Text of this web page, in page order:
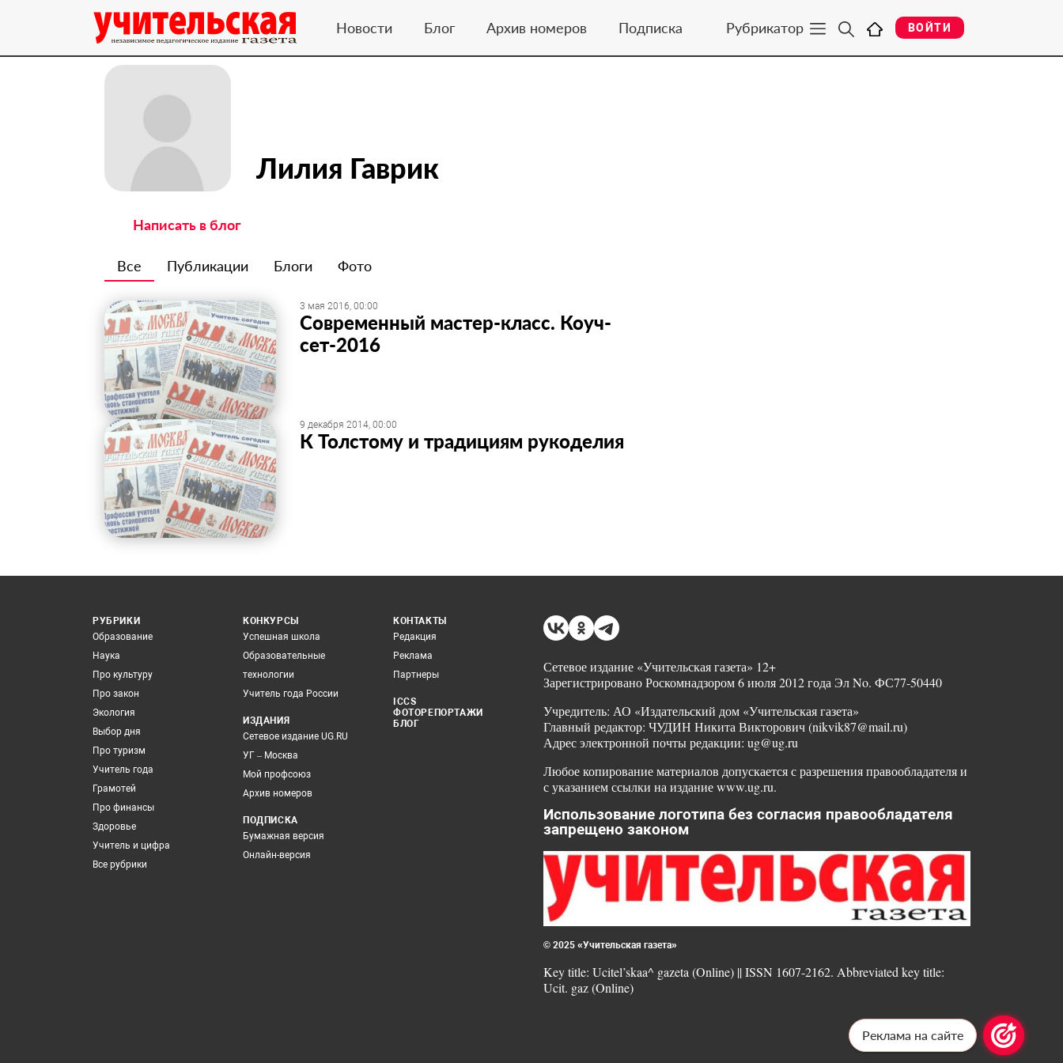
Новости Блог Архив номеров Подписка Рубрикатор ВОЙТИ
Лилия Гаврик
Написать в блог
Все Публикации Блоги Фото
3 мая 2016, 00:00
Современный мастер-класс. Коуч-
сет-2016
9 декабря 2014, 00:00
​К Толстому и традициям рукоделия
РУБРИКИ
Образование
Наука
Про культуру
Про закон
Экология
Выбор дня
Про туризм
Учитель года
Грамотей
Про финансы
Здоровье
Учитель и цифра
Все рубрики
КОНКУРСЫ
Успешная школа
Образовательные
технологии
Учитель года России
ИЗДАНИЯ
Сетевое издание UG.RU
УГ – Москва
Мой профсоюз
Архив номеров
ПОДПИСКА
Бумажная версия
Онлайн-версия
КОНТАКТЫ
Редакция
Реклама
Партнеры
ICCS
ФОТОРЕПОРТАЖИ
БЛОГ
Сетевое издание «Учительская газета» 12+
Зарегистрировано Роскомнадзором 6 июля 2012 года Эл No. ФС77-50440
Учредитель: АО «Издательский дом «Учительская газета»
Главный редактор: ЧУДИН Никита Викторович (nikvik87@mail.ru)
Адрес электронной почты редакции: ug@ug.ru
Любое копирование материалов допускается с разрешения правообладателя и
с указанием ссылки на издание www.ug.ru.
Использование логотипа без согласия правообладателя
запрещено законом
© 2025 «Учительская газета»
Key title: Ucitel’skaa^ gazeta (Online) || ISSN 1607-2162. Abbreviated key title:
Ucit. gaz (Online)
Реклама на сайте